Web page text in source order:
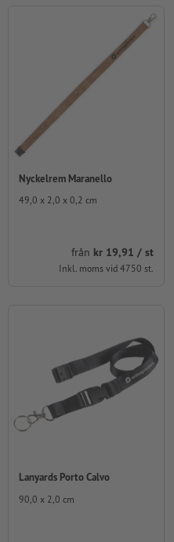
Nyckelrem Maranello
49,0 x 2,0 x 0,2 cm
från kr 19,91 / st
Inkl. moms vid 4750 st.
Lanyards Porto Calvo
90,0 x 2,0 cm